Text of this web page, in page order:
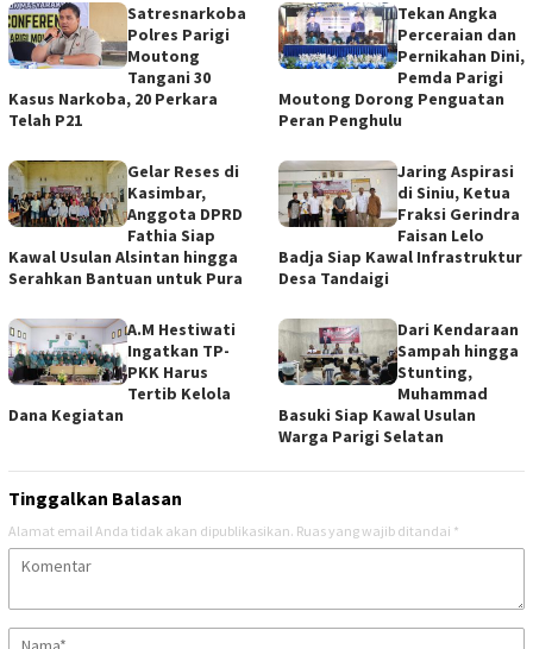
Satresnarkoba
Polres Parigi
Moutong
Tangani 30
Kasus Narkoba, 20 Perkara
Telah P21
Tekan Angka
Perceraian dan
Pernikahan Dini,
Pemda Parigi
Moutong Dorong Penguatan
Peran Penghulu
Gelar Reses di
Kasimbar,
Anggota DPRD
Fathia Siap
Kawal Usulan Alsintan hingga
Serahkan Bantuan untuk Pura
Jaring Aspirasi
di Siniu, Ketua
Fraksi Gerindra
Faisan Lelo
Badja Siap Kawal Infrastruktur
Desa Tandaigi
A.M Hestiwati
Ingatkan TP-
PKK Harus
Tertib Kelola
Dana Kegiatan
Dari Kendaraan
Sampah hingga
Stunting,
Muhammad
Basuki Siap Kawal Usulan
Warga Parigi Selatan
Tinggalkan Balasan
Alamat email Anda tidak akan dipublikasikan. Ruas yang wajib ditandai *